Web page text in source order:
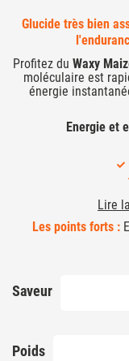
Glucide très bien
Profitez du Waxy
moléculaire est
énergie
Energie et
Lire
Les points forts :
Saveur
Poids